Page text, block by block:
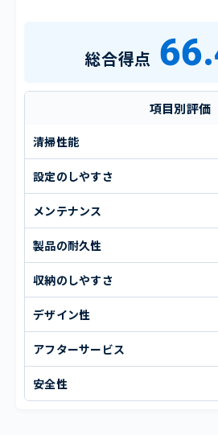
総合得点
項目別評価
清掃性能
設定のしやすさ
メンテナンス
製品の耐久性
収納のしやすさ
デザイン性
アフターサービス
安全性